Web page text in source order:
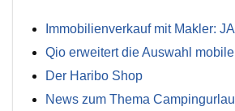
Immobilienverkauf mit Makler:
Qio erweitert die Auswahl
Der Haribo Shop
News zum Thema